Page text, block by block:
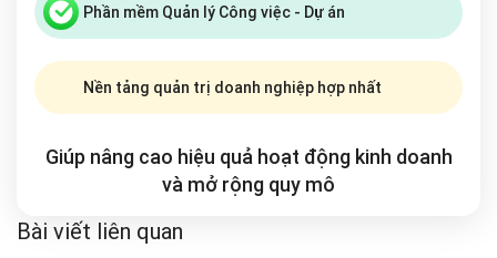
Phần mềm Quản lý Công việc - Dự án
Nền tảng quản trị doanh nghiệp hợp nhất
Giúp nâng cao hiệu quả hoạt động kinh doanh
và mở rộng quy mô
Bài viết liên quan